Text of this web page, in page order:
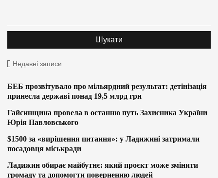
Недавні записи
БЕБ прозвітувало про мільярдний результат: детінізація
принесла державі понад 19,5 млрд грн
Гайсинщина провела в останню путь Захисника України
Юрія Павловського
$1500 за «вирішення питання»: у Ладижині затримали
посадовця міськради
Ладижин обирає майбутнє: який проєкт може змінити
громаду та допомогти поверненню людей